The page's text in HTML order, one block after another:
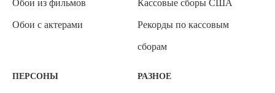
Обои из фильмов
Обои с актерами
Кассовые сборы США
Рекорды по кассовым
сборам
ПЕРСОНЫ РАЗНОЕ